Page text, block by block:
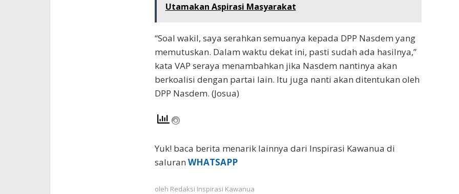
Utamakan Aspirasi Masyarakat
“Soal wakil, saya serahkan semuanya kepada DPP Nasdem yang
memutuskan. Dalam waktu dekat ini, pasti sudah ada hasilnya,”
kata VAP seraya menambahkan jika Nasdem nantinya akan
berkoalisi dengan partai lain. Itu juga nanti akan ditentukan oleh
DPP Nasdem. (Josua)
Yuk! baca berita menarik lainnya dari Inspirasi Kawanua di
saluran WHATSAPP
oleh Redaksi Inspirasi Kawanua